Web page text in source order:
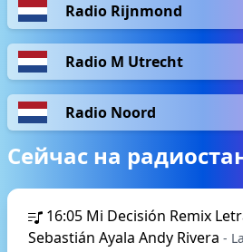
Radio Rijnmond
Radio M Utrecht
Radio Noord
Сейчас на
16:05 Mi Decisión Remix
Sebastián Ayala Andy Rivera -